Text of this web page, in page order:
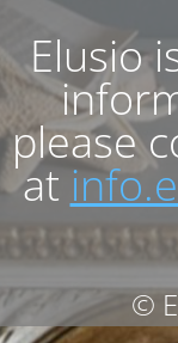
Elusio
please
at
©